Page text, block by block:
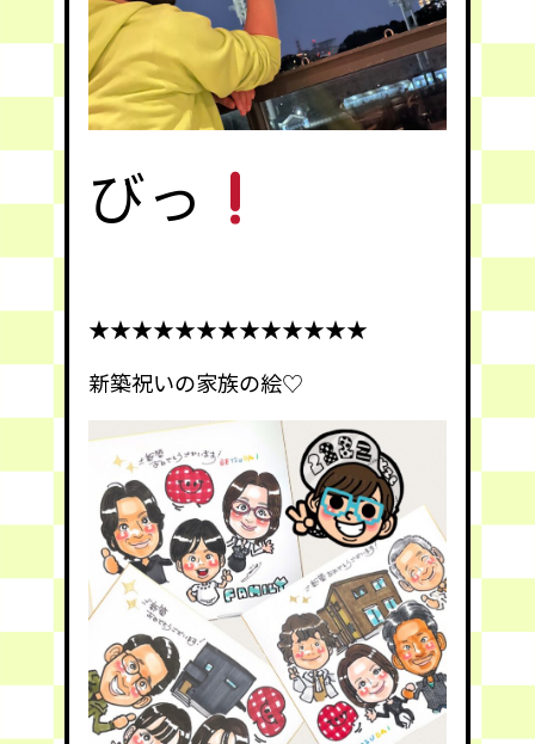
びっ
★★★★★★★★★★★★★
新築祝いの家族の絵♡